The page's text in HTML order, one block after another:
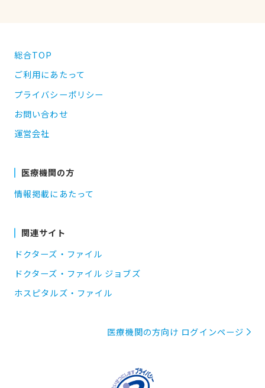
総合TOP
ご利用にあたって
プライバシーポリシー
お問い合わせ
運営会社
医療機関の方
情報掲載にあたって
関連サイト
ドクターズ・ファイル
ドクターズ・ファイル ジョブズ
ホスピタルズ・ファイル
医療機関の方向け ログインページ